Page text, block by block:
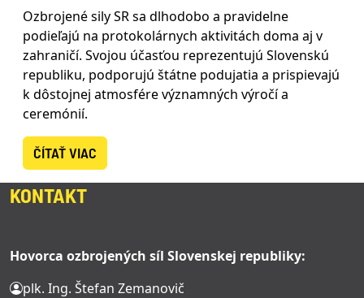
Ozbrojené sily SR sa dlhodobo a pravidelne
podieľajú na protokolárnych aktivitách doma aj v
zahraničí. Svojou účasťou reprezentujú Slovenskú
republiku, podporujú štátne podujatia a prispievajú
k dôstojnej atmosfére významných výročí a
ceremónií.
ČÍTAŤ VIAC
KONTAKT
Hovorca ozbrojených síl Slovenskej republiky:
plk. Ing. Štefan Zemanovič